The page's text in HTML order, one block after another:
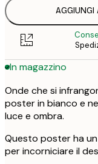
AGGIUNGI
In magazzino
Onde che si
poster in bianco e
luce e ombra.
Questo poster ha
per incorniciare il